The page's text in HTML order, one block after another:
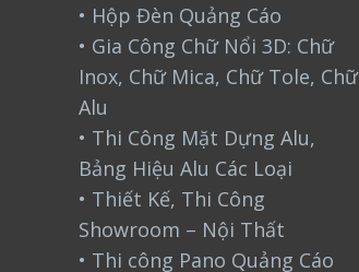
• Hộp Đèn Quảng Cáo
• Gia Công Chữ Nổi 3D: Chữ
Inox, Chữ Mica, Chữ Tole, Chữ
Alu
• Thi Công Mặt Dựng Alu,
Bảng Hiệu Alu Các Loại
• Thiết Kế, Thi Công
Showroom – Nội Thất
• Thi công Pano Quảng Cáo